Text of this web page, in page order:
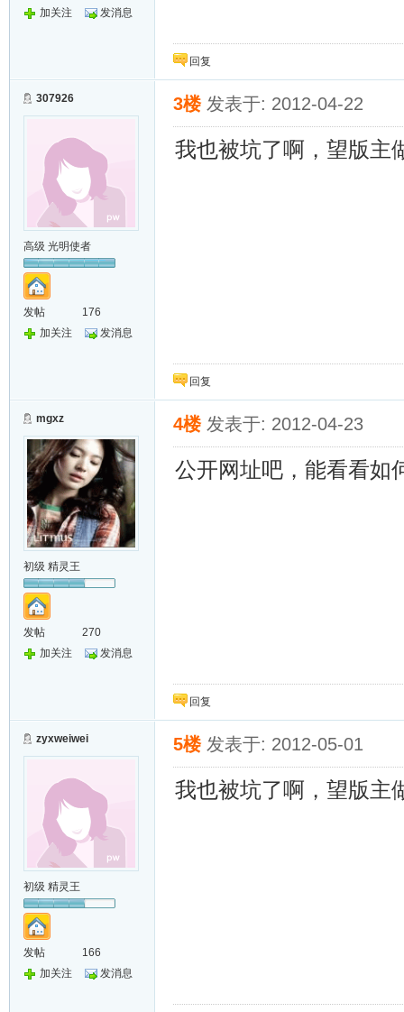
加关注
发消息
回复
307926
高级 光明使者
发帖
176
加关注
发消息
3楼 发表于: 2012-04-22
我也被坑了啊，望版主
回复
mgxz
初级 精灵王
发帖
270
加关注
发消息
4楼 发表于: 2012-04-23
公开网址吧，能看看如
回复
zyxweiwei
初级 精灵王
发帖
166
加关注
发消息
5楼 发表于: 2012-05-01
我也被坑了啊，望版主